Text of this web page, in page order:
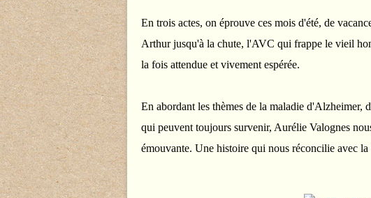
En trois actes, on éprouve ces mois d'été, de
Arthur jusqu'à la chute, l'AVC qui frappe le vieil
la fois attendue et vivement espérée.
En abordant les thèmes de la maladie d'Alzheimer,
qui peuvent toujours survenir, Aurélie Valognes
émouvante. Une histoire qui nous réconcilie avec la